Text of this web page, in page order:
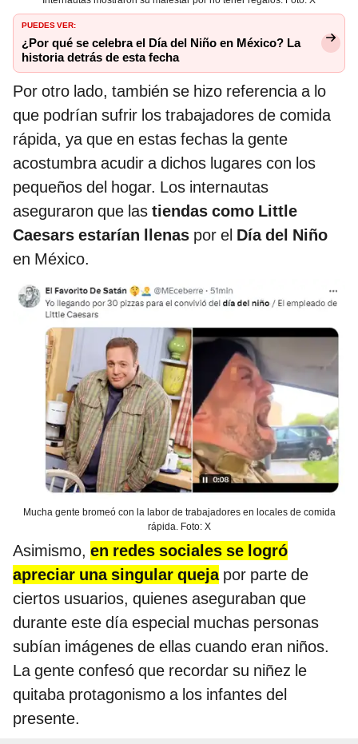
PUEDES VER:
¿Por qué se celebra el Día del Niño en México? La
historia detrás de esta fecha
Por otro lado, también se hizo referencia a lo
que podrían sufrir los trabajadores de comida
rápida, ya que en estas fechas la gente
acostumbra acudir a dichos lugares con los
pequeños del hogar. Los internautas
aseguraron que las tiendas como Little
Caesars estarían llenas por el Día del Niño
en México.
Mucha gente bromeó con la labor de trabajadores en locales de comida
rápida. Foto: X
Asimismo, en redes sociales se logró
apreciar una singular quejapor parte de
ciertos usuarios, quienes aseguraban que
durante este día especial muchas personas
subían imágenes de ellas cuando eran niños.
La gente confesó que recordar su niñez le
quitaba protagonismo a los infantes del
presente.